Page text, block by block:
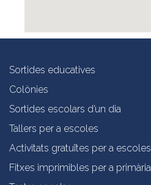
Sortides educatives
Colònies
Sortides escolars d’un dia
Tallers per a escoles
Activitats gratuïtes per a escoles
Fitxes imprimibles per a primària